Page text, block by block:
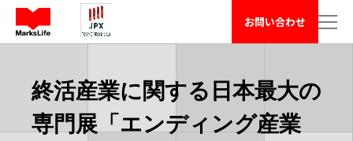
マークスライフ株式会社 - 不動産や周辺の困りごと相談 has
お問い合わせ
終活産業に関する日本最大の
専門展「エンディング産業